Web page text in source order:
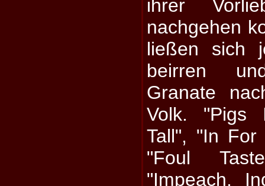
ihrer
nachgehen
ließen sich
beirren
Granate
Volk. "Pigs
Tall", "In
"Foul
"Impeach,